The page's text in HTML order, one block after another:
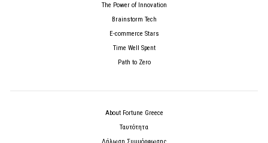
The Power of Innovation
Brainstorm Tech
E-commerce Stars
Time Well Spent
Path to Zero
About Fortune Greece
Ταυτότητα